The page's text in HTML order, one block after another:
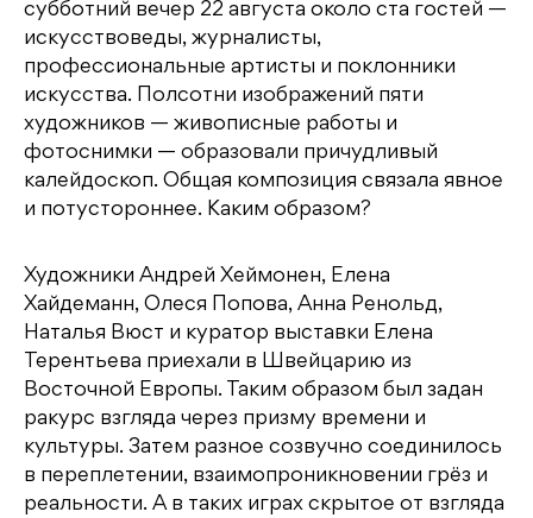
субботний вечер 22 августа около ста гостей —
искусствоведы, журналисты,
профессиональные артисты и поклонники
искусства. Полсотни изображений пяти
художников — живописные работы и
фотоснимки — образовали причудливый
калейдоскоп. Общая композиция связала явное
и потустороннее. Каким образом?
Художники Андрей Хеймонен, Елена
Хайдеманн, Олеся Попова, Анна Ренольд,
Наталья Вюст и куратор выставки Елена
Терентьева приехали в Швейцарию из
Восточной Европы. Таким образом был задан
ракурс взгляда через призму времени и
культуры. Затем разное созвучно соединилось
в переплетении, взаимопроникновении грёз и
реальности. А в таких играх скрытое от взгляда